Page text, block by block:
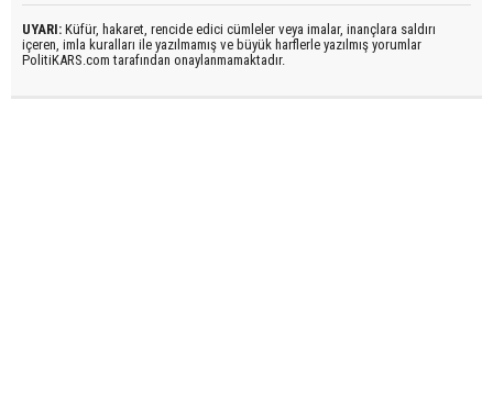
UYARI: Küfür, hakaret, rencide edici cümleler veya imalar, inançlara saldırı
içeren, imla kuralları ile yazılmamış ve büyük harflerle yazılmış yorumlar
PolitiKARS.com tarafından onaylanmamaktadır.